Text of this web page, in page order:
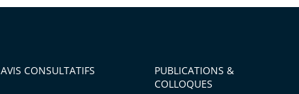
AVIS CONSULTATIFS
PUBLICATIONS &
COLLOQUES